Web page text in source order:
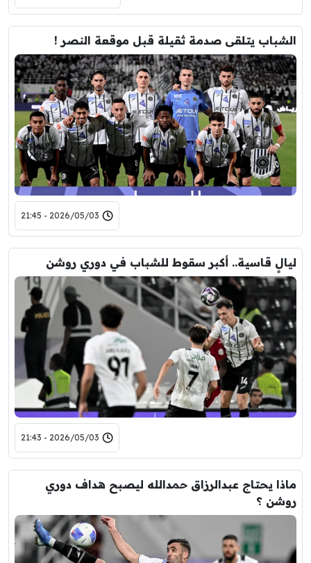
الشباب يتلقى صدمة ثقيلة قبل موقعة النصر !
2026/05/03 - 21:45
ليالٍ قاسية.. أكبر سقوط للشباب في دوري روشن
2026/05/03 - 21:43
ماذا يحتاج عبدالرزاق حمدالله ليصبح هداف دوري
روشن ؟